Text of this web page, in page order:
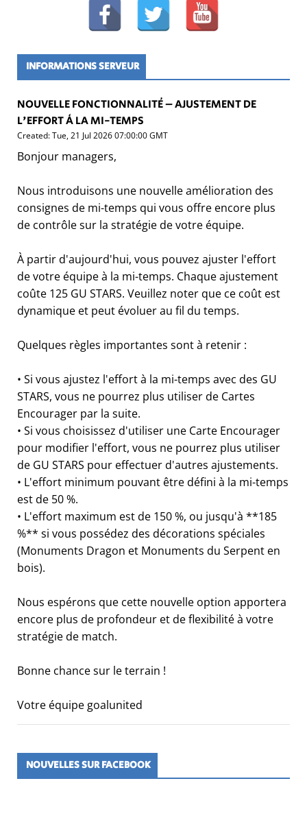
INFORMATIONS SERVEUR
NOUVELLE FONCTIONNALITÉ – AJUSTEMENT DE
L'EFFORT À LA MI-TEMPS
Created: Tue, 21 Jul 2026 07:00:00 GMT
Bonjour managers,
Nous introduisons une nouvelle amélioration des
consignes de mi-temps qui vous offre encore plus
de contrôle sur la stratégie de votre équipe.
À partir d'aujourd'hui, vous pouvez ajuster l'effort
de votre équipe à la mi-temps. Chaque ajustement
coûte 125 GU STARS. Veuillez noter que ce coût est
dynamique et peut évoluer au fil du temps.
Quelques règles importantes sont à retenir :
• Si vous ajustez l'effort à la mi-temps avec des GU
STARS, vous ne pourrez plus utiliser de Cartes
Encourager par la suite.
• Si vous choisissez d'utiliser une Carte Encourager
pour modifier l'effort, vous ne pourrez plus utiliser
de GU STARS pour effectuer d'autres ajustements.
• L'effort minimum pouvant être défini à la mi-temps
est de 50 %.
• L'effort maximum est de 150 %, ou jusqu'à **185
%** si vous possédez des décorations spéciales
(Monuments Dragon et Monuments du Serpent en
bois).
Nous espérons que cette nouvelle option apportera
encore plus de profondeur et de flexibilité à votre
stratégie de match.
Bonne chance sur le terrain !
Votre équipe goalunited
NOUVELLES SUR FACEBOOK